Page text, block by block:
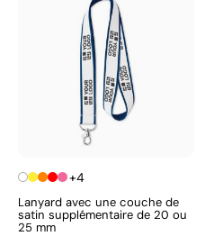
+4
Lanyard avec une couche de
satin supplémentaire de 20 ou
25 mm